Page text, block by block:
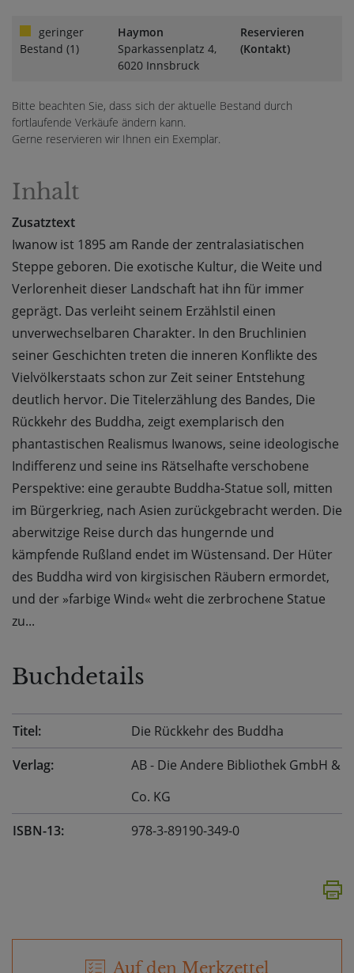
geringer
Bestand (1)
Haymon
Sparkassenplatz 4,
6020 Innsbruck
Reservieren
(Kontakt)
Bitte beachten Sie, dass sich der aktuelle Bestand durch
fortlaufende Verkäufe ändern kann.
Gerne reservieren wir Ihnen ein Exemplar.
Inhalt
Zusatztext
Iwanow ist 1895 am Rande der zentralasiatischen
Steppe geboren. Die exotische Kultur, die Weite und
Verlorenheit dieser Landschaft hat ihn für immer
geprägt. Das verleiht seinem Erzählstil einen
unverwechselbaren Charakter. In den Bruchlinien
seiner Geschichten treten die inneren Konflikte des
Vielvölkerstaats schon zur Zeit seiner Entstehung
deutlich hervor. Die Titelerzählung des Bandes, Die
Rückkehr des Buddha, zeigt exemplarisch den
phantastischen Realismus Iwanows, seine ideologische
Indifferenz und seine ins Rätselhafte verschobene
Perspektive: eine geraubte Buddha-Statue soll, mitten
im Bürgerkrieg, nach Asien zurückgebracht werden. Die
aberwitzige Reise durch das hungernde und
kämpfende Rußland endet im Wüstensand. Der Hüter
des Buddha wird von kirgisischen Räubern ermordet,
und der »farbige Wind« weht die zerbrochene Statue
zu...
Buchdetails
Titel:
Die Rückkehr des Buddha
Verlag:
AB - Die Andere Bibliothek GmbH &
Co. KG
ISBN-13:
978-3-89190-349-0
Auf den Merkzettel